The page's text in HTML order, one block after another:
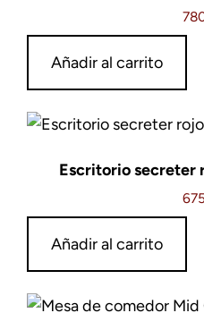
Añadir al carrito
Escritorio secreter
675
Añadir al carrito